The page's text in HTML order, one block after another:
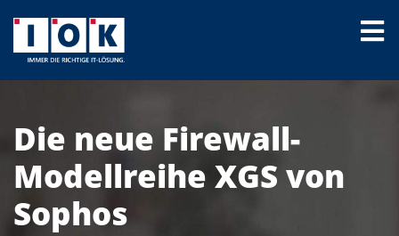
Die neue Firewall-
Modellreihe XGS von
Sophos